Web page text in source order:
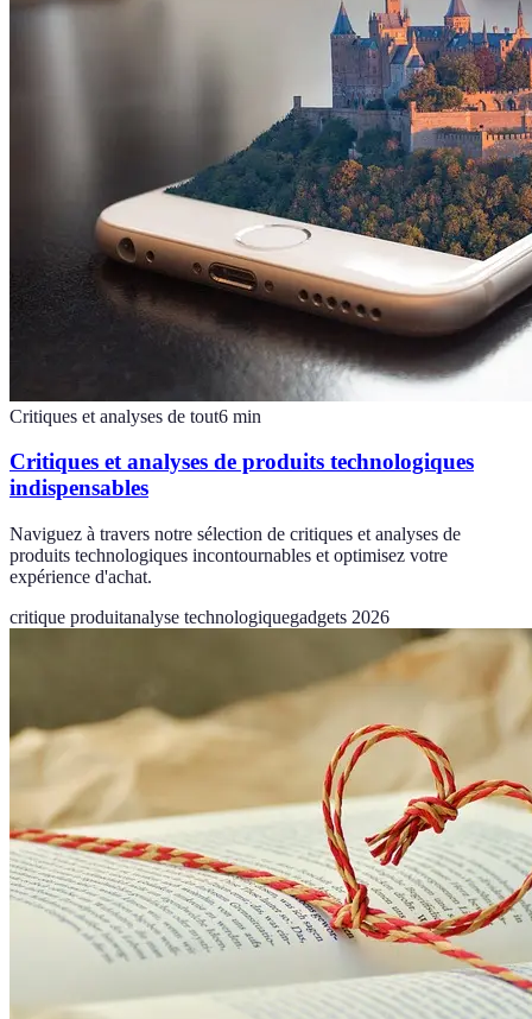
Critiques et analyses de tout6 min
Critiques et analyses de produits technologiques
indispensables
Naviguez à travers notre sélection de critiques et analyses de
produits technologiques incontournables et optimisez votre
expérience d'achat.
critique produitanalyse technologiquegadgets 2026